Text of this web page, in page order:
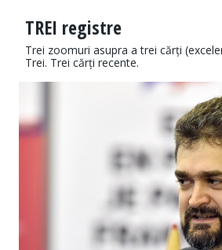
TREI registre
Trei zoomuri asupra a trei cărți
Trei. Trei cărți recente.